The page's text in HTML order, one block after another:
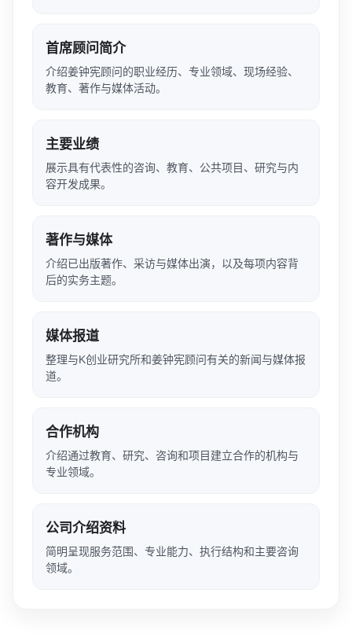
首席顾问简介
介绍姜钟宪顾问的职业经历、专业领域、现场经验、
教育、著作与媒体活动。
主要业绩
展示具有代表性的咨询、教育、公共项目、研究与内
容开发成果。
著作与媒体
介绍已出版著作、采访与媒体出演，以及每项内容背
后的实务主题。
媒体报道
整理与K创业研究所和姜钟宪顾问有关的新闻与媒体报
道。
合作机构
介绍通过教育、研究、咨询和项目建立合作的机构与
专业领域。
公司介绍资料
简明呈现服务范围、专业能力、执行结构和主要咨询
领域。